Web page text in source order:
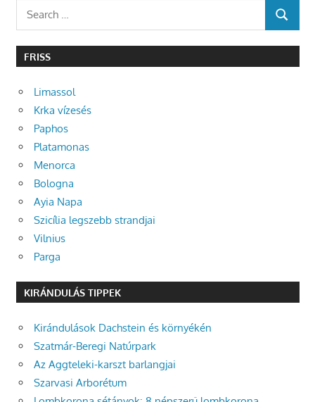
Search
SEARCH
FRISS
Limassol
Krka vízesés
Paphos
Platamonas
Menorca
Bologna
Ayia Napa
Szicília legszebb strandjai
Vilnius
Parga
KIRÁNDULÁS TIPPEK
Kirándulások Dachstein és környékén
Szatmár-Beregi Natúrpark
Az Aggteleki-karszt barlangjai
Szarvasi Arborétum